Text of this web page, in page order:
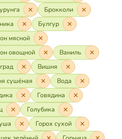
Брокколи
Булгур
мясной
овощной
Ваниль
Вишня
сушёная
Вода
Говядина
Голубика
Горох сухой